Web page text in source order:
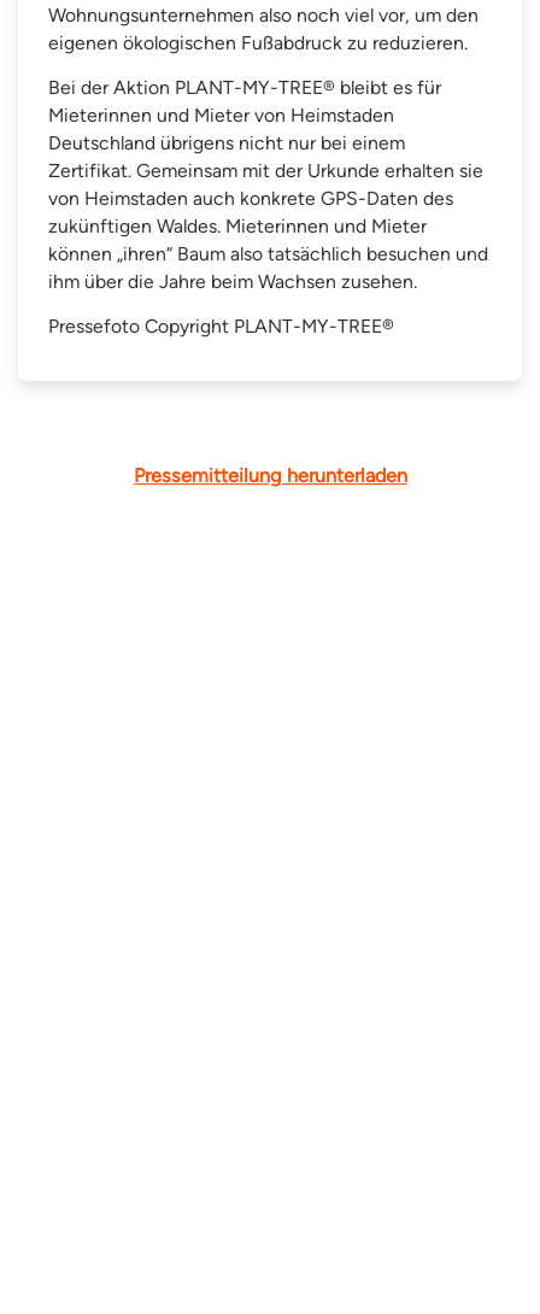
Wohnungsunternehmen also noch viel vor, um den
eigenen ökologischen Fußabdruck zu reduzieren.
Bei der Aktion PLANT-MY-TREE® bleibt es für
Mieterinnen und Mieter von Heimstaden
Deutschland übrigens nicht nur bei einem
Zertifikat. Gemeinsam mit der Urkunde erhalten sie
von Heimstaden auch konkrete GPS-Daten des
zukünftigen Waldes. Mieterinnen und Mieter
können „ihren“ Baum also tatsächlich besuchen und
ihm über die Jahre beim Wachsen zusehen.
Pressefoto Copyright PLANT-MY-TREE®
Pressemitteilung herunterladen